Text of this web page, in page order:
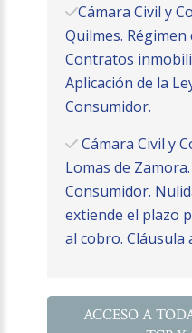
Cámara Civil y
Quilmes.
Contratos
Aplicación de la
Consumidor.
Cámara Civil y
Lomas de
Consumidor.
extiende el plazo
al cobro. Cláusula
ACCESO A